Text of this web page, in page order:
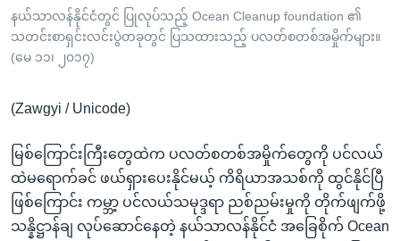
ကြည့်
ရန်
ရှာဖွေ
နေရာ
ကျော်
ရန်
ဘာသာစကားများ
နယ်သာလန်နိုင်ငံတွင် ပြုလုပ်သည့် Ocean Cleanup foundation ၏
သတင်းစာရှင်းလင်းပွဲတခုတွင် ပြသထားသည့် ပလတ်စတစ်အမှိုက်များ။
(မေ ၁၁၊ ၂၀၁၇)
(Zawgyi / Unicode)
မြစ်ကြောင်းကြီးတွေထဲက ပလတ်စတစ်အမှိုက်တွေကို ပင်လယ်
ထဲမရောက်ခင် ဖယ်ရှားပေးနိုင်မယ့် ကိရိယာအသစ်ကို ထွင်နိုင်ပြီ
ဖြစ်ကြောင်း ကမ္ဘာ့ ပင်လယ်သမုဒ္ဒရာ ညစ်ညမ်းမှုကို တိုက်ဖျက်ဖို့
သန္နိဋ္ဌာန်ချ လုပ်ဆောင်နေတဲ့ နယ်သာလန်နိုင်ငံ အခြေစိုက် Ocean